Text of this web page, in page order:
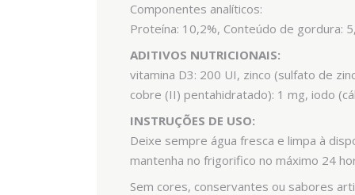
Componentes analíticos:
Proteína: 10,2%, Conteúdo de gordura:
ADITIVOS NUTRICIONAIS:
vitamina D3: 200 UI, zinco (sulfato de
cobre (II) pentahidratado): 1 mg, iodo
INSTRUÇÕES DE USO:
Deixe sempre água fresca e limpa à
mantenha no frigorifico no máximo 24
Sem cores, conservantes ou sabores